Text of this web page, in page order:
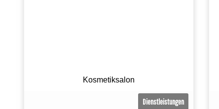
Kosmetiksalon
Dienstleistungen